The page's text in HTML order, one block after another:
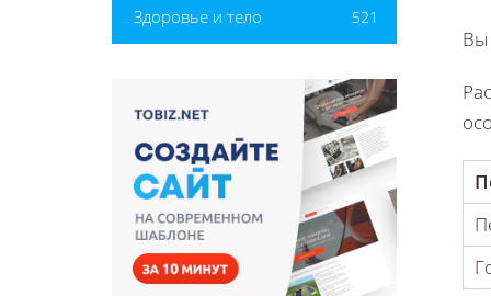
Здоровье и тело 521
Вы